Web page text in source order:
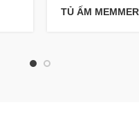
TỦ ẤM